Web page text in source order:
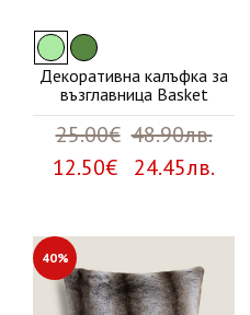
Декоративна калъфка за
възглавница Basket
25.00€ 48.90лв.
12.50€ 24.45лв.
40%